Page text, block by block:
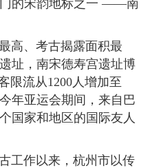
的宋韵地标之一 ——南
高、考古揭露面积最
址，南宋德寿宫遗址博
限流从1200人增加至
年亚运会期间，来自巴
国家和地区的国际友人
工作以来，杭州市以传